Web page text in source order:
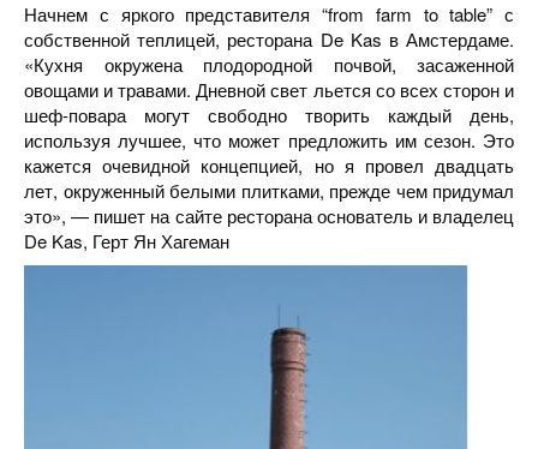
Начнем с яркого представителя “from farm to table” с
собственной теплицей, ресторана De Kas в Амстердаме.
«Кухня окружена плодородной почвой, засаженной
овощами и травами. Дневной свет льется со всех сторон и
шеф-повара могут свободно творить каждый день,
используя лучшее, что может предложить им сезон. Это
кажется очевидной концепцией, но я провел двадцать
лет, окруженный белыми плитками, прежде чем придумал
это», — пишет на сайте ресторана основатель и владелец
De Kas, Герт Ян Хагеман